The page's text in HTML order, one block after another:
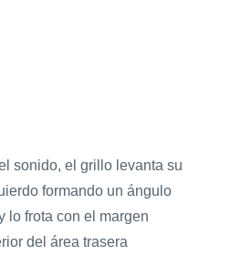
sonido, el grillo levanta su
formando un ángulo
lo frota con el margen
del área trasera